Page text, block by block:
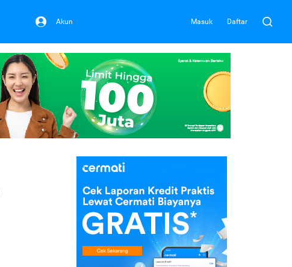
Akun Masuk Daftar